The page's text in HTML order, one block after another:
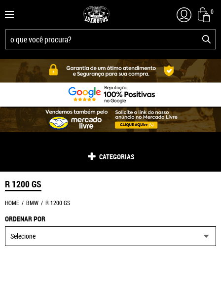
0
CATEGORIAS
R 1200 GS
HOME BMW R 1200 GS
ORDENAR POR
Selecione